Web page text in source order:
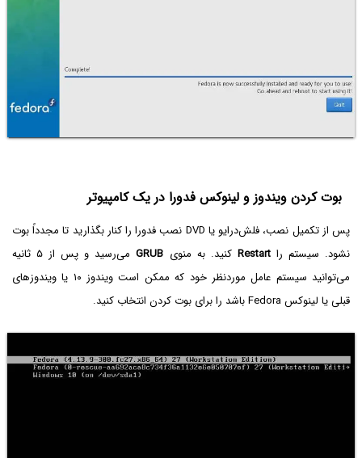
بوت کردن ویندوز و لینوکس فدورا در یک کامپیوتر
پس از تکمیل نصب، فلش‌درایو یا DVD نصب فدورا را کنار بگذارید تا مجدداً بوت
نشود. سیستم راRestart کنید. به منوی GRUB
می‌رسید و پس از ۵ ثانیه
می‌توانید سیستم عامل موردنظر خود که ممکن است ویندوز ۱۰ یا ویندوزهای
قبلی یا لینوکس Fedora باشد را برای بوت کردن انتخاب کنید.